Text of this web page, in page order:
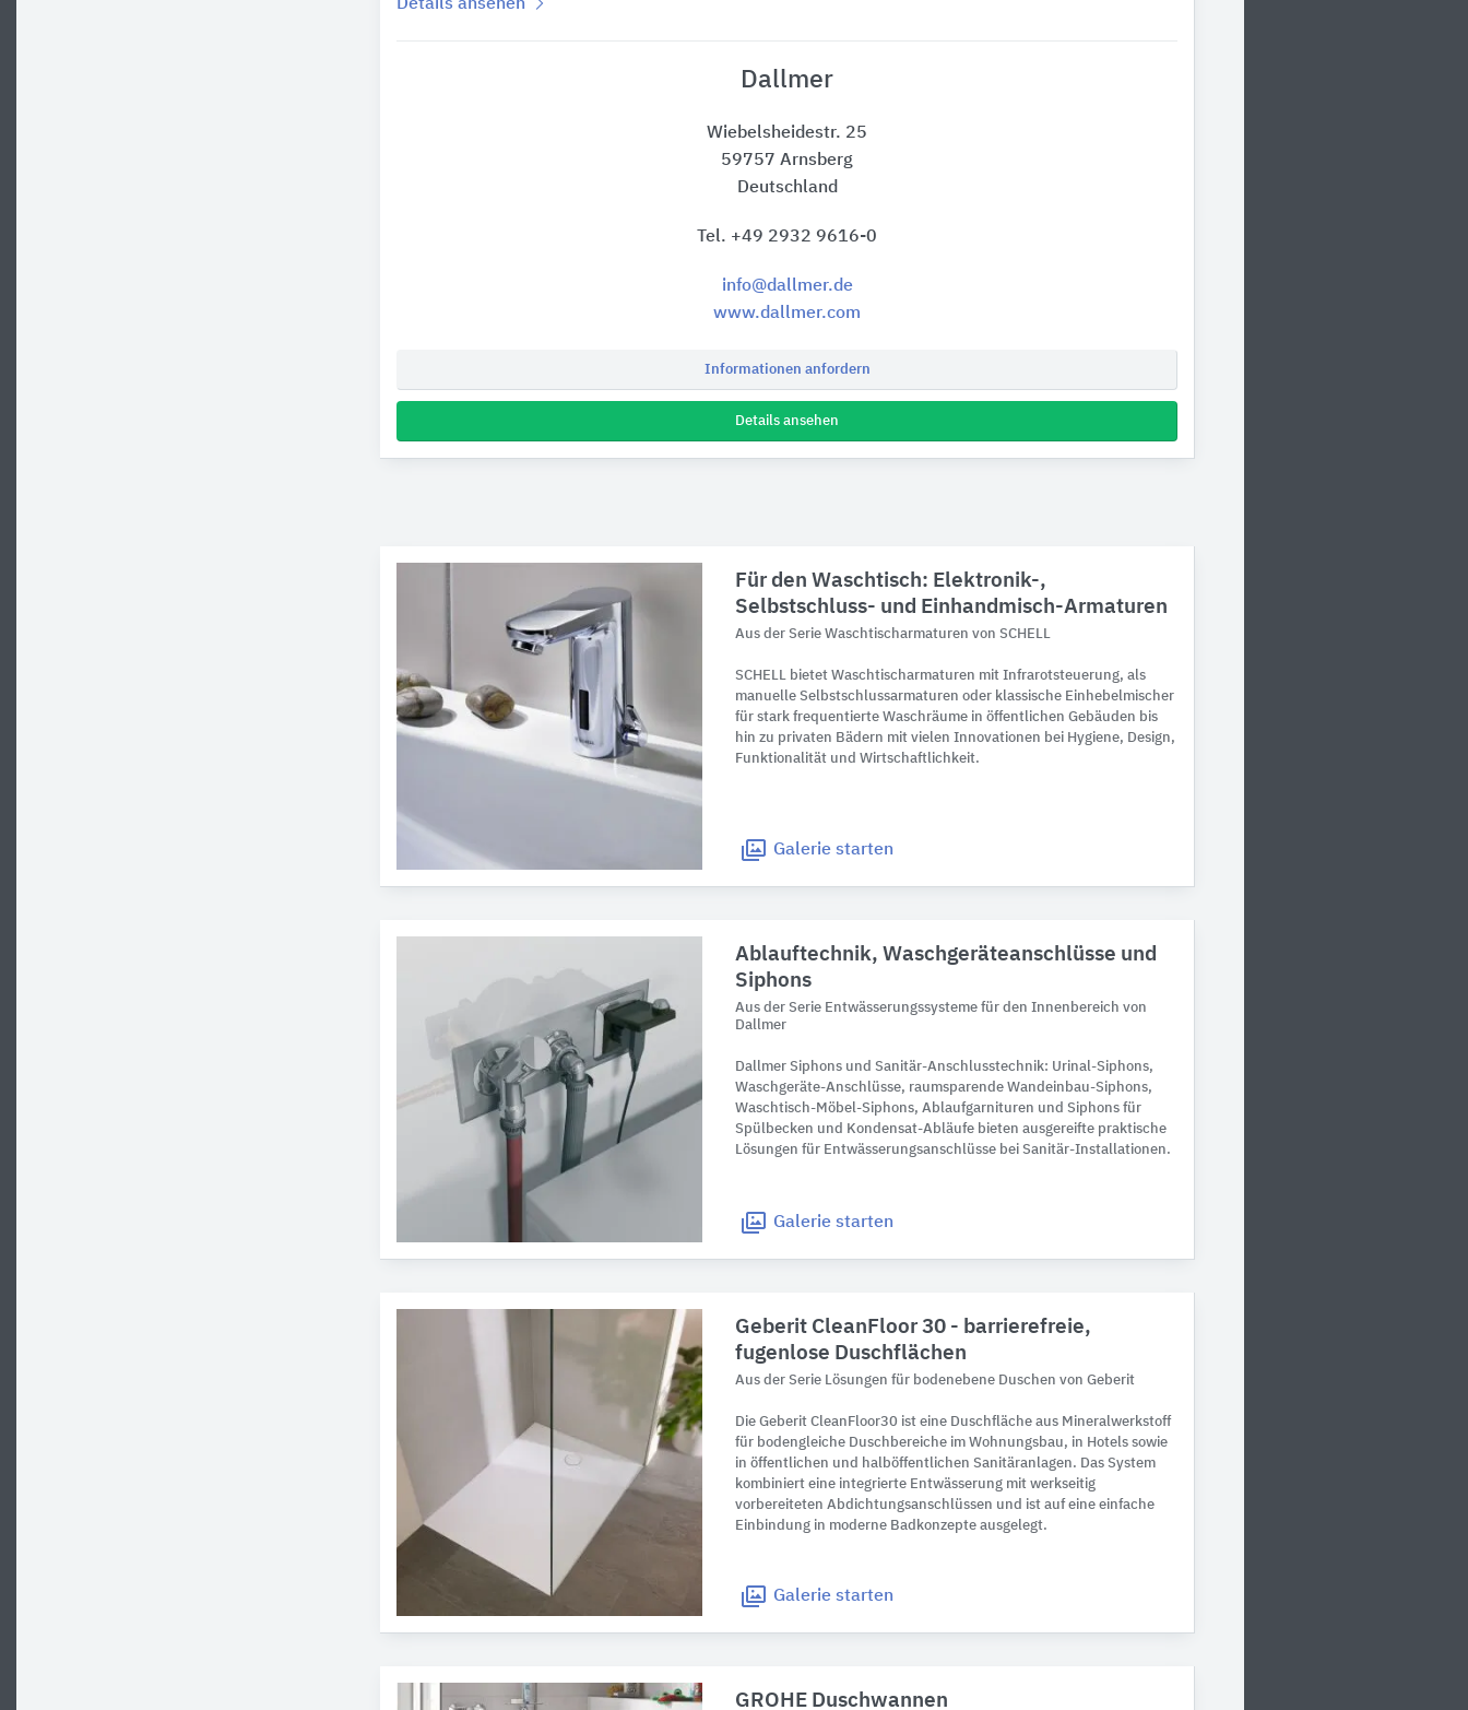
Details ansehen
Dallmer
Wiebelsheidestr. 25
59757 Arnsberg
Deutschland
Tel. +49 2932 9616-0
info@dallmer.de
www.dallmer.com
Informationen anfordern
Details ansehen
Für den Waschtisch: Elektronik-,
Selbstschluss- und Einhandmisch-Armaturen
Aus der Serie Waschtischarmaturen von SCHELL
SCHELL bietet Waschtischarmaturen mit Infrarotsteuerung, als
manuelle Selbstschlussarmaturen oder klassische Einhebelmischer
für stark frequentierte Waschräume in öffentlichen Gebäuden bis
hin zu privaten Bädern mit vielen Innovationen bei Hygiene, Design,
Funktionalität und Wirtschaftlichkeit.
Galerie starten
Ablauftechnik, Waschgeräteanschlüsse und
Siphons
Aus der Serie Entwässerungssysteme für den Innenbereich von
Dallmer
Dallmer Siphons und Sanitär-Anschlusstechnik: Urinal-Siphons,
Waschgeräte-Anschlüsse, raumsparende Wandeinbau-Siphons,
Waschtisch-Möbel-Siphons, Ablaufgarnituren und Siphons für
Spülbecken und Kondensat-Abläufe bieten ausgereifte praktische
Lösungen für Entwässerungsanschlüsse bei Sanitär-Installationen.
Galerie starten
Geberit CleanFloor 30 - barrierefreie,
fugenlose Duschflächen
Aus der Serie Lösungen ​für bodenebene Duschen von Geberit
Die Geberit CleanFloor30 ist eine Duschfläche aus Mineralwerkstoff
für bodengleiche Duschbereiche im Wohnungsbau, in Hotels sowie
in öffentlichen und halböffentlichen Sanitäranlagen. Das System
kombiniert eine integrierte Entwässerung mit werkseitig
vorbereiteten Abdichtungsanschlüssen und ist auf eine einfache
Einbindung in moderne Badkonzepte ausgelegt.
Galerie starten
GROHE Duschwannen